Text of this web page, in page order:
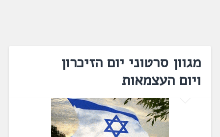
מגוון סרטוני יום הזיכרון
ויום העצמאות